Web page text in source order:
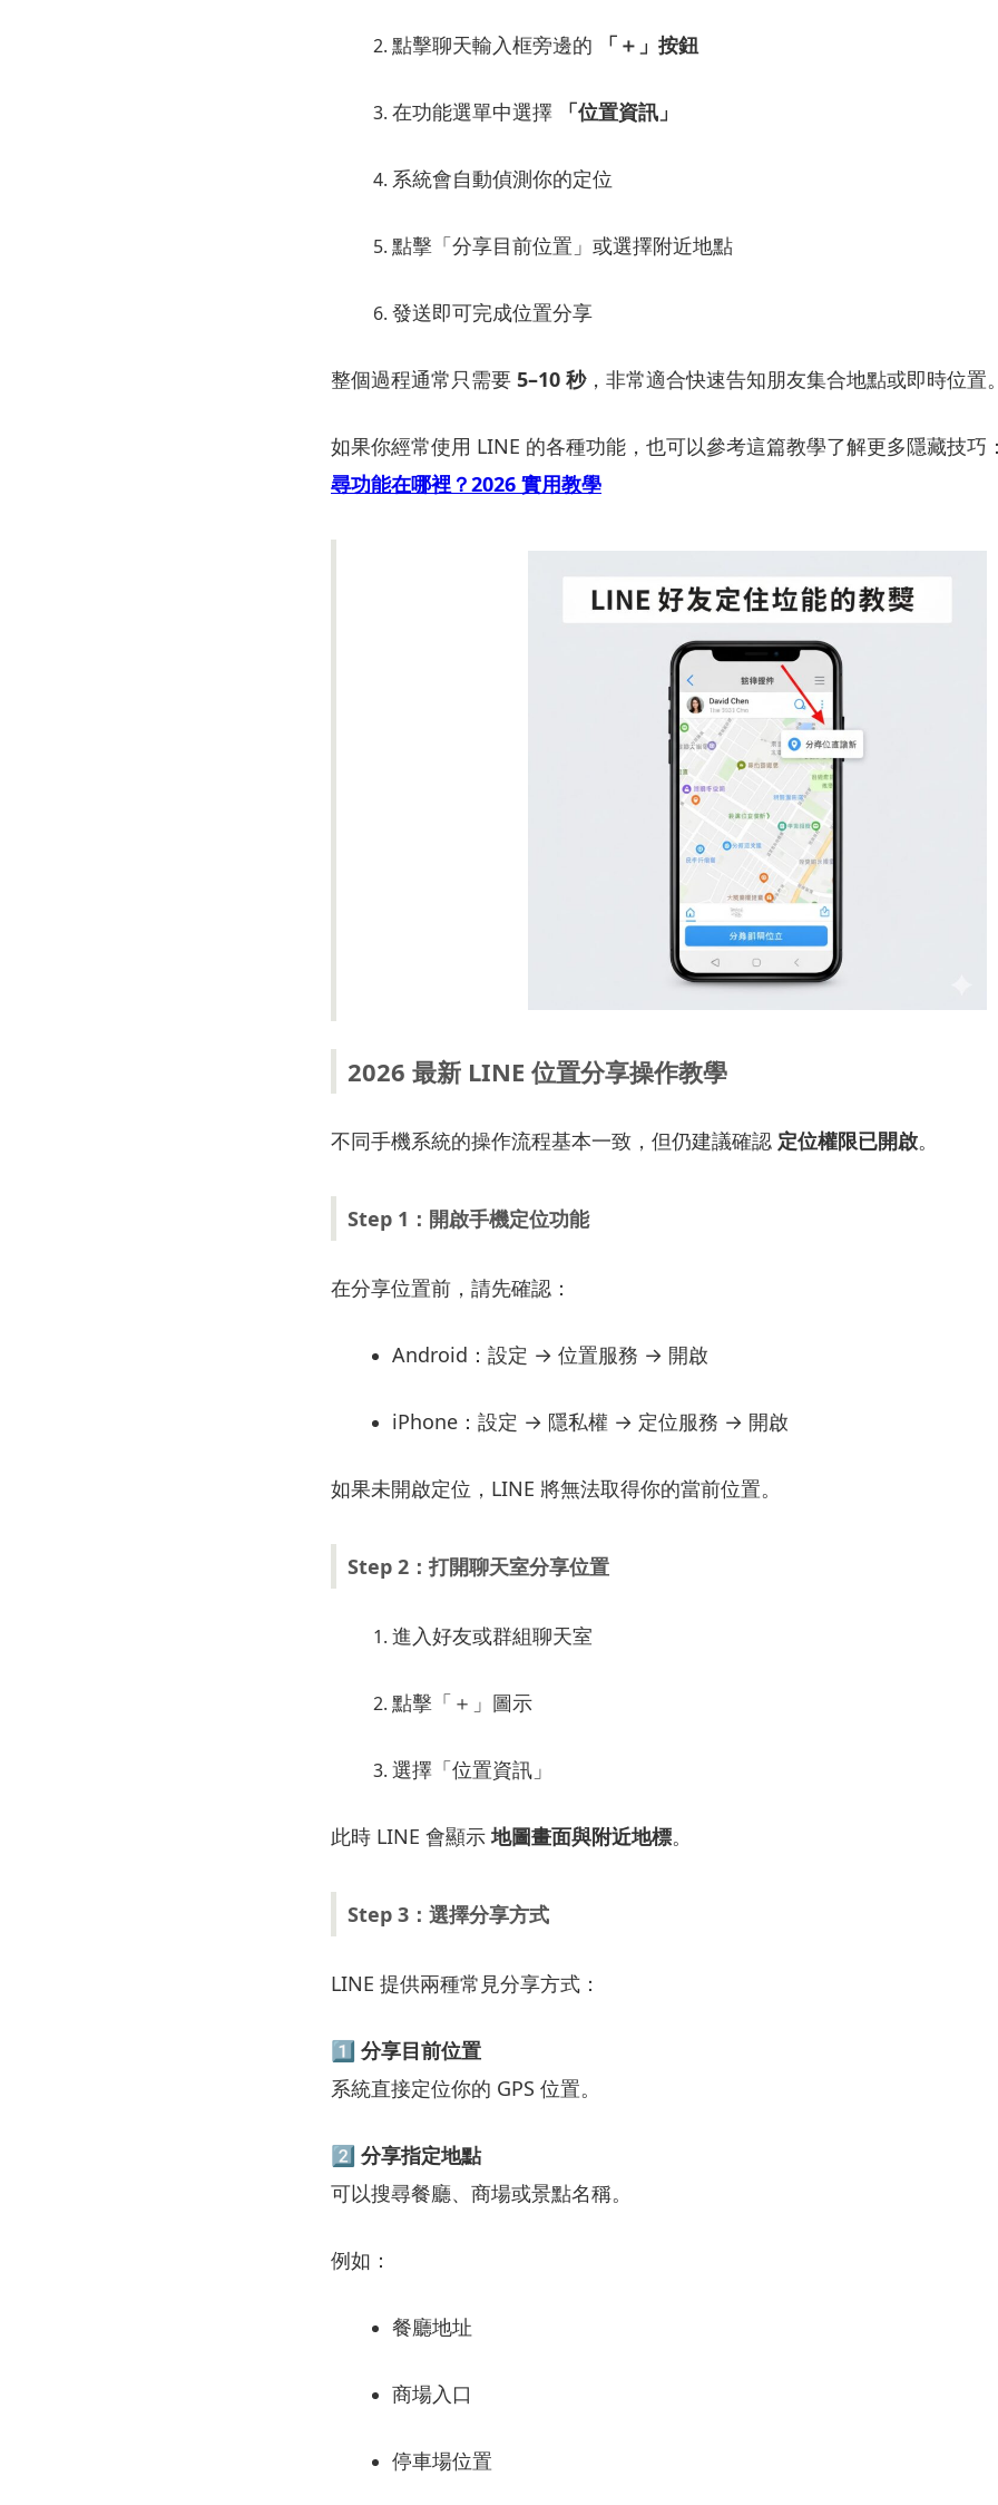
點擊聊天輸入框旁邊的 「＋」 按鈕
在功能選單中選擇 「位置資訊」
系統會自動偵測你的定位
點擊「分享目前位置」 或選擇附近地點
發送即可完成位置分享
整個過程通常只需要 5–10 秒， 非常適合快速告知朋友集合地點或即時位置。
如果你經常使用 LINE 的各種功能， 也可以參考這篇教學了解更多隱藏技巧：
尋功能在哪裡？2026 實用教學
2026 最新 LINE 位置分享操作教學
不同手機系統的操作流程基本一致， 但仍建議確認 定位權限已開啟。
Step 1： 開啟手機定位功能
在分享位置前， 請先確認：
Android： 設定 → 位置服務 → 開啟
iPhone： 設定 → 隱私權 → 定位服務 → 開啟
如果未開啟定位， LINE 將無法取得你的當前位置。
Step 2：打開聊天室分享位置
進入好友或群組聊天室
點擊「＋」 圖示
選擇「位置資訊」
此時 LINE 會顯示地圖畫面與附近地標。
Step 3： 選擇分享方式
LINE 提供兩種常見分享方式：
1️⃣ 分享目前位置
系統直接定位你的 GPS 位置。
2️⃣ 分享指定地點
可以搜尋餐廳、 商場或景點名稱。
例如：
餐廳地址
商場入口
停車場位置